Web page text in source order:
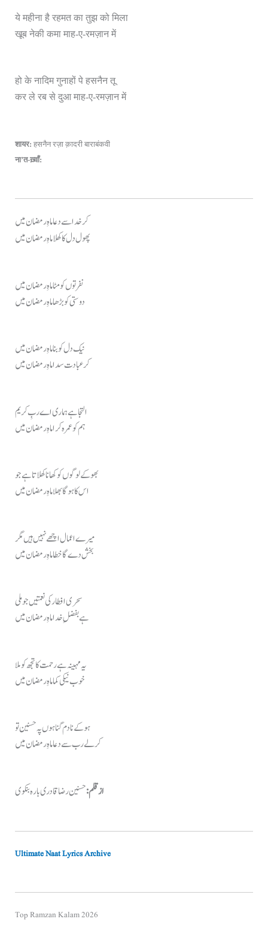
ये महीना है रहमत का तुझ को मिला
खूब नेकी कमा माह-ए-रमज़ान में
हो के नादिम गुनाहों पे हसनैन तू
कर ले रब से दुआ माह-ए-रमज़ान में
शायर: हसनैन रज़ा क़ादरी बाराबंकवी
ना’त-ख़्वाँ:
کر خدا سے دعا ماہِ رمضان میں
پھول دل کا کھلا ماہِ رمضان میں
نفرتوں کو مٹا ماہِ رمضان میں
دوستی کو بڑھا ماہِ رمضان میں
نیک دل کو بنا ماہِ رمضان میں
کر عبادت سدا ماہِ رمضان میں
التجا ہے ہماری اے ربِ کریم
ہم کو عمرہ کرا ماہِ رمضان میں
بھوکے لوگوں کو کھانا کھلاتا ہے جو
اس کا ہوگا بھلا ماہِ رمضان میں
میرے اعمال اچھے نہیں ہیں مگر
بخش دے گا خطا ماہِ رمضان میں
سحری افطار کی نعمتیں جو ملی
ہے بفضلِ خدا ماہِ رمضان میں
یہ مہینہ ہے رحمت کا تجھ کو ملا
خوب نیکی کما ماہِ رمضان میں
ہو کے نادم گناہوں پہ حسنین تو
کر لے رب سے دعا ماہِ رمضان میں
از قلم:حسنین رضا قادری بارہ بنکوی
Ultimate Naat Lyrics Archive
Top Ramzan Kalam 2026